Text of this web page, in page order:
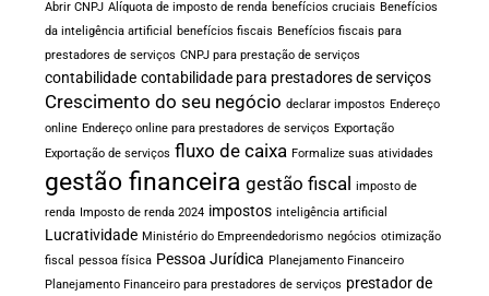
Abrir CNPJ Alíquota de imposto de renda benefícios cruciais Benefícios
da inteligência artificial
benefícios fiscais Benefícios fiscais para
prestadores de serviços CNPJ para prestação de serviços
contabilidade contabilidade para prestadores de serviços
Crescimento do seu negócio declarar impostos Endereço
online Endereço online para prestadores de serviços Exportação
Exportação de serviços fluxo de caixa Formalize suas atividades
gestão financeira gestão fiscal imposto de
renda Imposto de renda 2024 impostos inteligência artificial
Lucratividade Ministério do Empreendedorismo negócios otimização
fiscal pessoa física Pessoa Jurídica Planejamento Financeiro
Planejamento Financeiro para prestadores de serviços prestador de